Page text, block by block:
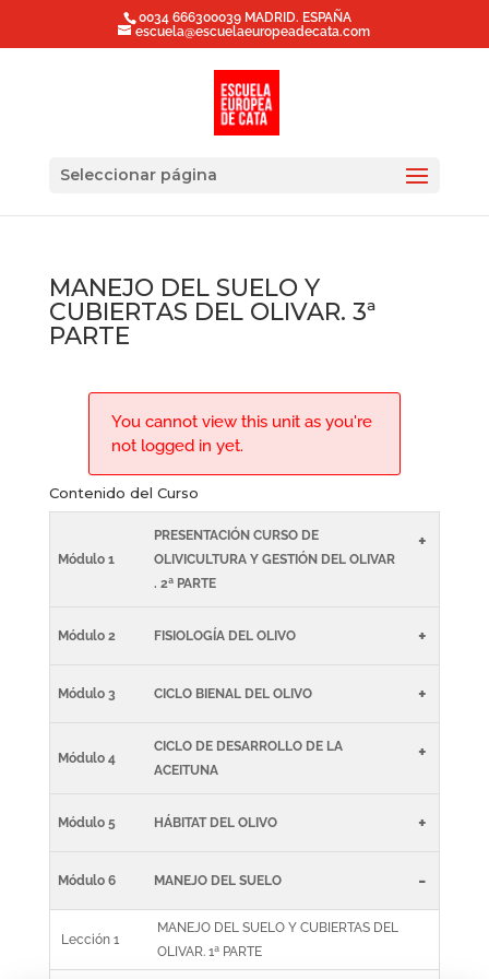
0034 666300039 MADRID. ESPAÑA
escuela@escuelaeuropeadecata.com
Seleccionar página
MANEJO DEL SUELO Y
CUBIERTAS DEL OLIVAR. 3ª
PARTE
You cannot view this unit as you're
not logged in yet.
Contenido del Curso
Módulo 1
PRESENTACIÓN CURSO DE
OLIVICULTURA Y GESTIÓN DEL OLIVAR
. 2ª PARTE
+
Módulo 2 FISIOLOGÍA DEL OLIVO +
Módulo 3 CICLO BIENAL DEL OLIVO +
Módulo 4
CICLO DE DESARROLLO DE LA
ACEITUNA
+
Módulo 5 HÁBITAT DEL OLIVO +
Módulo 6 MANEJO DEL SUELO -
Lección 1
MANEJO DEL SUELO Y CUBIERTAS DEL
OLIVAR. 1ª PARTE